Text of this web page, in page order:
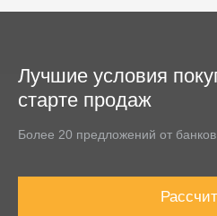
Лучшие условия
старте продаж
Более 20 предложений от